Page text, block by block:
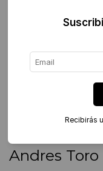
Ver nota a Andres
Andres Toro
Recibirás